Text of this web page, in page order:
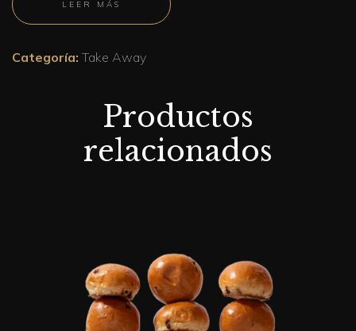
LEER MÁS
Categoría: Take Away
Productos
relacionados